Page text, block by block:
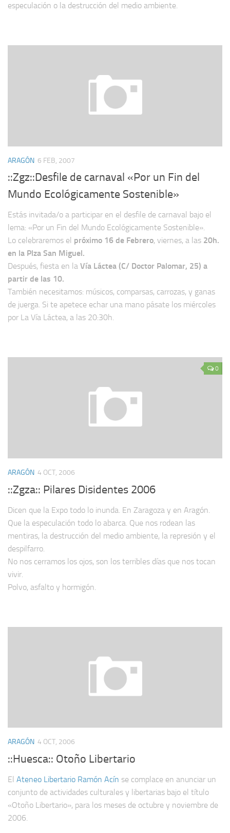
especulación o la destrucción del medio ambiente.
ARAGÓN 6 FEB, 2007
::Zgz::Desfile de carnaval «Por un Fin del
Mundo Ecológicamente Sostenible»
Estás invitada/o a participar en el desfile de carnaval bajo el
lema: «Por un Fin del Mundo Ecológicamente Sostenible».
Lo celebraremos el próximo 16 de Febrero, viernes, a las 20h.
en la Plza San Miguel.
Después, fiesta en la Vía Láctea (C/ Doctor Palomar, 25) a
partir de las 10.
También necesitamos: músicos, comparsas, carrozas, y ganas
de juerga. Si te apetece echar una mano pásate los miércoles
por La Vía Láctea, a las 20:30h.
0
ARAGÓN 4 OCT, 2006
::Zgza:: Pilares Disidentes 2006
Dicen que la Expo todo lo inunda. En Zaragoza y en Aragón.
Que la especulación todo lo abarca. Que nos rodean las
mentiras, la destrucción del medio ambiente, la represión y el
despilfarro.
No nos cerramos los ojos, son los terribles días que nos tocan
vivir.
Polvo, asfalto y hormigón.
ARAGÓN 4 OCT, 2006
::Huesca:: Otoño Libertario
El Ateneo Libertario Ramón Acín se complace en anunciar un
conjunto de actividades culturales y libertarias bajo el título
«Otoño Libertario», para los meses de octubre y noviembre de
2006.